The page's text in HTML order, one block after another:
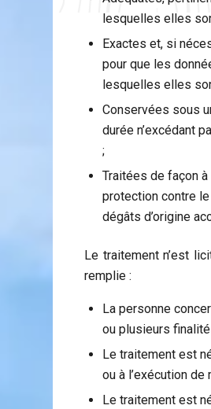
lesquelles elles
Exactes et, si
pour que les
lesquelles elles
Conservées sous
durée n’excédant
;
Traitées de façon
protection contre
dégâts d’origine
Le traitement n’est
remplie :
La personne
ou plusieurs
Le traitement est
ou à l’exécution
Le traitement est